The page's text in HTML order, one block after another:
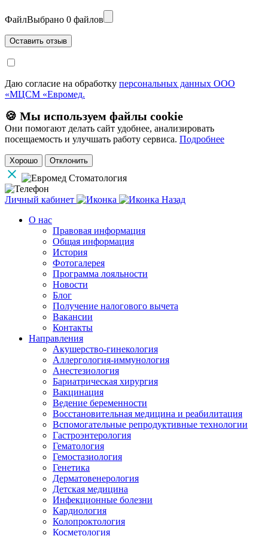
ФайлВыбрано 0 файлов
Даю согласие на обработку персональных данных ООО
«МЦСМ «Евромед.
🍪 Мы используем файлы cookie
Они помогают делать сайт удобнее, анализировать
посещаемость и улучшать работу сервиса. Подробнее
Хорошо Отклонить
Личный кабинет
Назад
О нас
Правовая информация
Общая информация
История
Фотогалерея
Программа лояльности
Новости
Блог
Получение налогового вычета
Вакансии
Контакты
Направления
Акушерство-гинекология
Аллергология-иммунология
Анестезиология
Бариатрическая хирургия
Вакцинация
Ведение беременности
Восстановительная медицина и реабилитация
Вспомогательные репродуктивные технологии
Гастроэнтерология
Гематология
Гемостазиология
Генетика
Дерматовенерология
Детская медицина
Инфекционные болезни
Кардиология
Колопроктология
Косметология